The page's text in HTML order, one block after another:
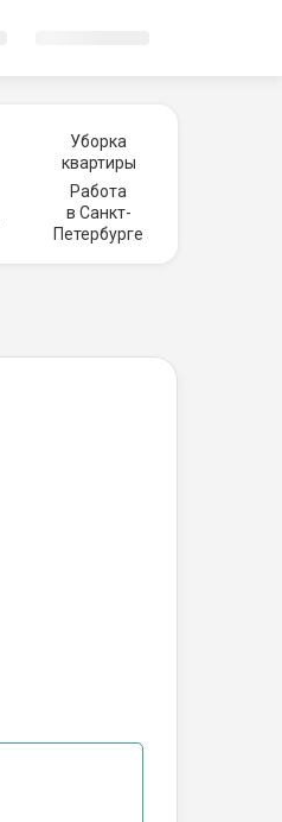
Уборка
квартиры
Работа
в Санкт-
Петербурге